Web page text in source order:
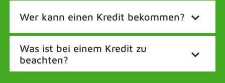
Wer kann einen Kredit bekommen?
Was ist bei einem Kredit zu
beachten?